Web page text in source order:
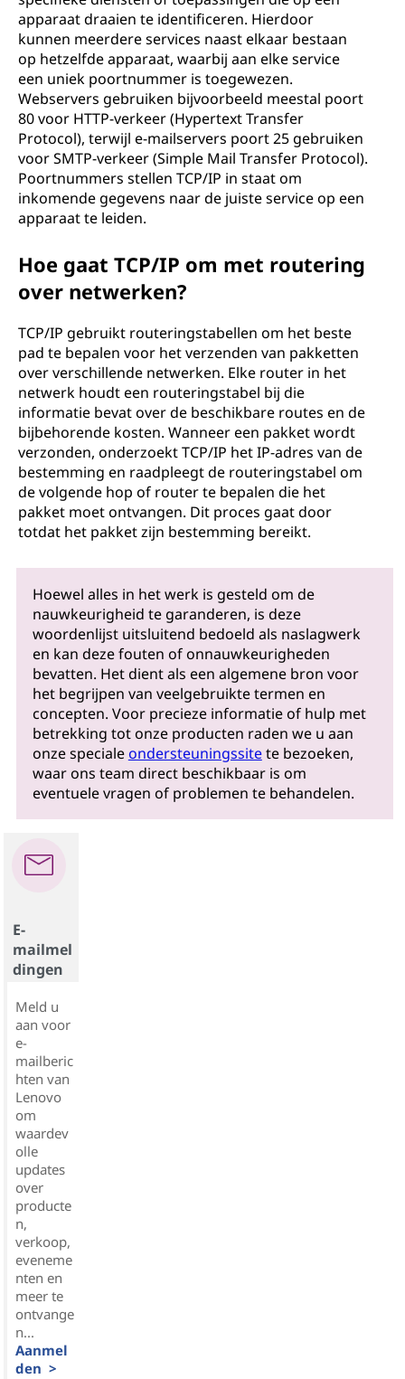
apparaat draaien te identificeren. Hierdoor
kunnen meerdere services naast elkaar bestaan
op hetzelfde apparaat, waarbij aan elke service
een uniek poortnummer is toegewezen.
Webservers gebruiken bijvoorbeeld meestal poort
80 voor HTTP-verkeer (Hypertext Transfer
Protocol), terwijl e-mailservers poort 25 gebruiken
voor SMTP-verkeer (Simple Mail Transfer Protocol).
Poortnummers stellen TCP/IP in staat om
inkomende gegevens naar de juiste service op een
apparaat te leiden.
Hoe gaat TCP/IP om met routering
over netwerken?
TCP/IP gebruikt routeringstabellen om het beste
pad te bepalen voor het verzenden van pakketten
over verschillende netwerken. Elke router in het
netwerk houdt een routeringstabel bij die
informatie bevat over de beschikbare routes en de
bijbehorende kosten. Wanneer een pakket wordt
verzonden, onderzoekt TCP/IP het IP-adres van de
bestemming en raadpleegt de routeringstabel om
de volgende hop of router te bepalen die het
pakket moet ontvangen. Dit proces gaat door
totdat het pakket zijn bestemming bereikt.
Hoewel alles in het werk is gesteld om de
nauwkeurigheid te garanderen, is deze
woordenlijst uitsluitend bedoeld als naslagwerk
en kan deze fouten of onnauwkeurigheden
bevatten. Het dient als een algemene bron voor
het begrijpen van veelgebruikte termen en
concepten. Voor precieze informatie of hulp met
betrekking tot onze producten raden we u aan
onze specialeondersteuningssitete bezoeken,
waar ons team direct beschikbaar is om
eventuele vragen of problemen te behandelen.
E-
mailmel
dingen
Meld u
aan voor
e-
mailberic
hten van
Lenovo
om
waardev
olle
updates
over
producte
n,
verkoop,
eveneme
nten en
meer te
ontvange
n...
Aanmel
den >